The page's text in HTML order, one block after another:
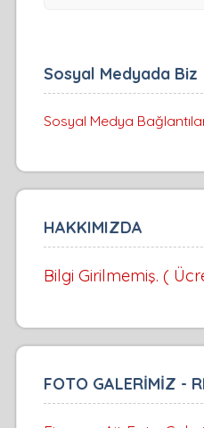
Sosyal Medyada Biz
Sosyal Medya
HAKKIMIZDA
Bilgi Girilmemiş. (
FOTO GALERİMİZ -